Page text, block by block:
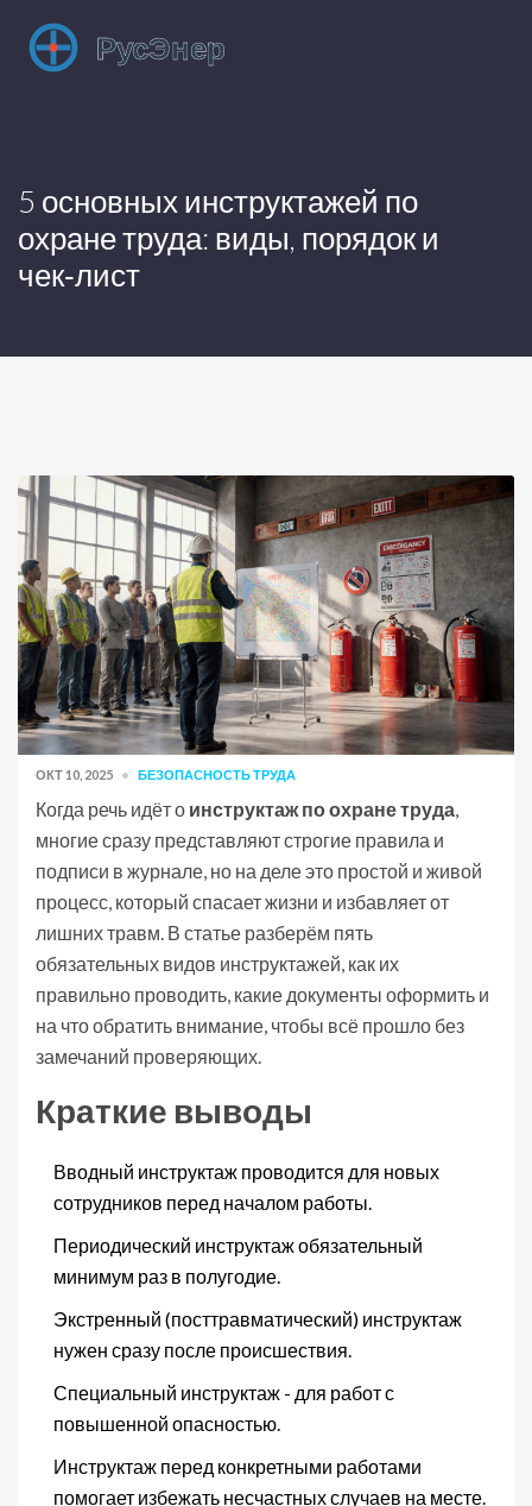
5 основных инструктажей по
охране труда: виды, порядок и
чек‑лист
ОКТ 10, 2025 БЕЗОПАСНОСТЬ ТРУДА
Когда речь идёт о инструктаж по охране труда,
многие сразу представляют строгие правила и
подписи в журнале, но на деле это простой и живой
процесс, который спасает жизни и избавляет от
лишних травм. В статье разберём пять
обязательных видов инструктажей, как их
правильно проводить, какие документы оформить и
на что обратить внимание, чтобы всё прошло без
замечаний проверяющих.
Краткие выводы
Вводный инструктаж проводится для новых
сотрудников перед началом работы.
Периодический инструктаж обязательный
минимум раз в полугодие.
Экстренный (посттравматический) инструктаж
нужен сразу после происшествия.
Специальный инструктаж - для работ с
повышенной опасностью.
Инструктаж перед конкретными работами
помогает избежать несчастных случаев на месте.